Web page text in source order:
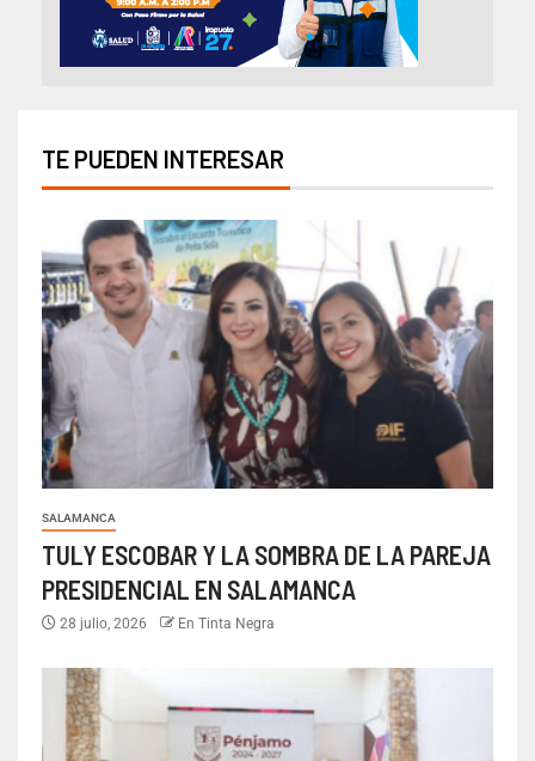
TE PUEDEN INTERESAR
SALAMANCA
TULY ESCOBAR Y LA SOMBRA DE LA PAREJA
PRESIDENCIAL EN SALAMANCA
28 julio, 2026 En Tinta Negra